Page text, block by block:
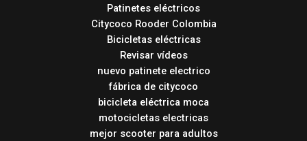
Patinetes eléctricos
Citycoco Rooder Colombia
Bicicletas eléctricas
Revisar vídeos
nuevo patinete electrico
fábrica de citycoco
bicicleta eléctrica moca
motocicletas electricas
mejor scooter para adultos